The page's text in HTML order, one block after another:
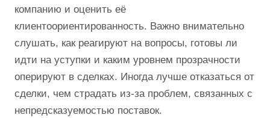
компанию и оценить её
клиентоориентированность. Важно внимательно
слушать, как реагируют на вопросы, готовы ли
идти на уступки и каким уровнем прозрачности
оперируют в сделках. Иногда лучше отказаться от
сделки, чем страдать из-за проблем, связанных с
непредсказуемостью поставок.